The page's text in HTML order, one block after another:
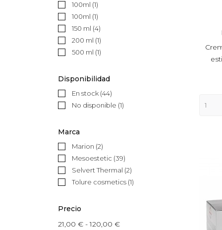
100ml (1)
100ml (1)
150 ml (4)
200 ml (1)
500 ml (1)
Disponibilidad
En stock (44)
No disponible (1)
Marca
Marion (2)
Mesoestetic (39)
Selvert Thermal (2)
Tolure cosmetics (1)
Precio
21,00 € - 120,00 €